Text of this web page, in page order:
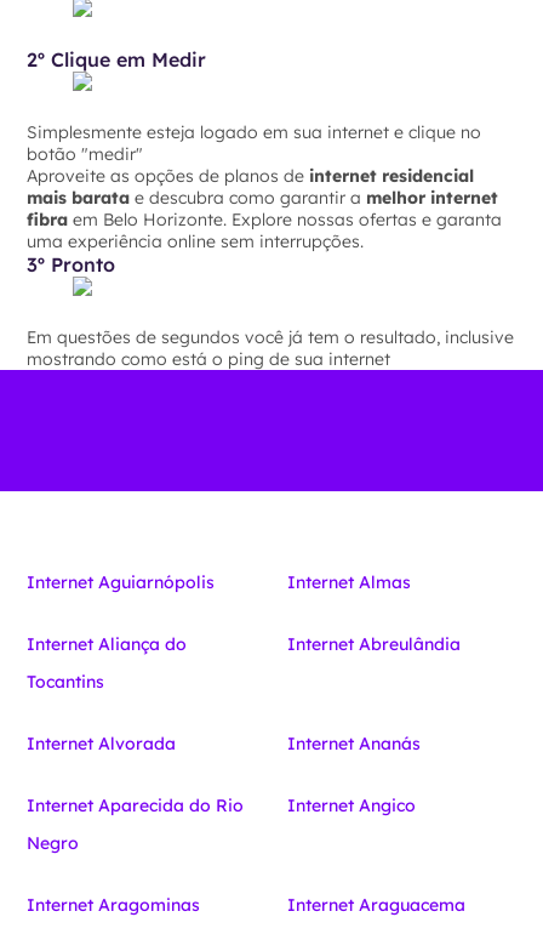
2º Clique em Medir
Simplesmente esteja logado em sua internet e clique no
botão "medir"
Aproveite as opções de planos de internet residencial
mais barata e descubra como garantir a melhor internet
fibra em Belo Horizonte. Explore nossas ofertas e garanta
uma experiência online sem interrupções.
3º Pronto
Em questões de segundos você já tem o resultado, inclusive
mostrando como está o ping de sua internet
Internet Aguiarnópolis Internet Almas
Internet Aliança do
Tocantins
Internet Abreulândia
Internet Alvorada Internet Ananás
Internet Aparecida do Rio
Negro
Internet Angico
Internet Aragominas Internet Araguacema